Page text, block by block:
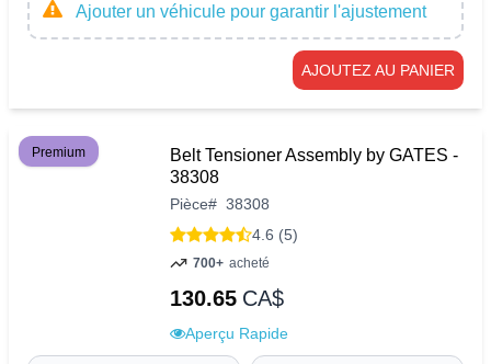
Ajouter un véhicule pour garantir l'ajustement
AJOUTEZ AU PANIER
Premium
Belt Tensioner Assembly by GATES -
38308
Pièce# 38308
4.6 (5)
700+ acheté
130.65 CA$
Aperçu Rapide